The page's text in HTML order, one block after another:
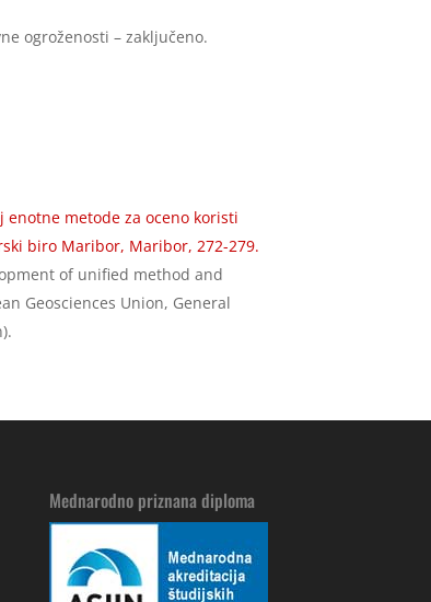
ogroženosti – zaključeno.
enotne metode za oceno koristi
biro Maribor, Maribor, 272-279.
of unified method and
Geosciences Union, General
Mednarodno priznana diploma